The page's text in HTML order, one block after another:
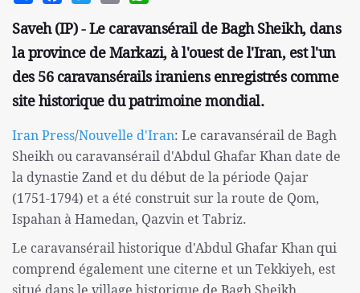
Saveh (IP) - Le caravansérail de Bagh Sheikh, dans
la province de Markazi, à l'ouest de l'Iran, est l'un
des 56 caravansérails iraniens enregistrés comme
site historique du patrimoine mondial.
Iran Press/Nouvelle d'Iran: Le caravansérail de Bagh
Sheikh ou caravansérail d'Abdul Ghafar Khan date de
la dynastie Zand et du début de la période Qajar
(1751-1794) et a été construit sur la route de Qom,
Ispahan à Hamedan, Qazvin et Tabriz.
Le caravansérail historique d'Abdul Ghafar Khan qui
comprend également une citerne et un Tekkiyeh, est